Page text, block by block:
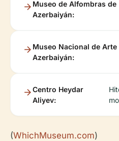
Museo de Alfombras de
Azerbaiyán:
Museo Nacional de Arte
Azerbaiyán:
Centro Heydar
Aliyev:
(WhichMuseum.com)